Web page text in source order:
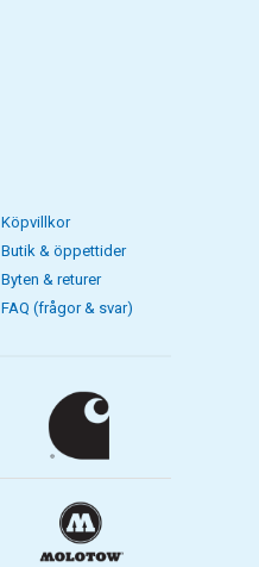
Köpvillkor
Butik & öppettider
Byten & returer
FAQ (frågor & svar)